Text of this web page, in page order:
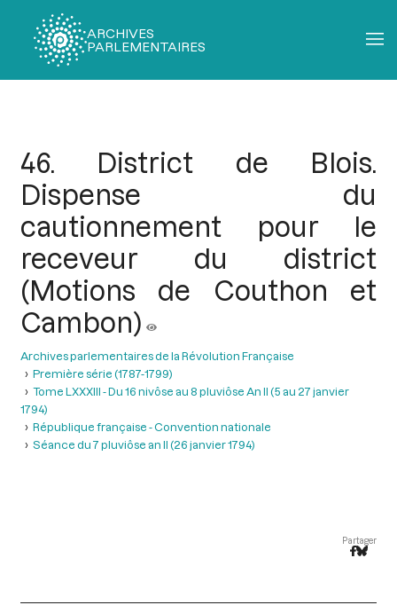
ARCHIVES
PARLEMENTAIRES
46. District de Blois.
Dispense du
cautionnement pour le
receveur du district
(Motions de Couthon et
Cambon)
Archives parlementaires de la Révolution Française
Première série (1787-1799)
Tome LXXXIII - Du 16 nivôse au 8 pluviôse An II (5 au 27 janvier
1794)
République française - Convention nationale
Séance du 7 pluviôse an II (26 janvier 1794)
Partager